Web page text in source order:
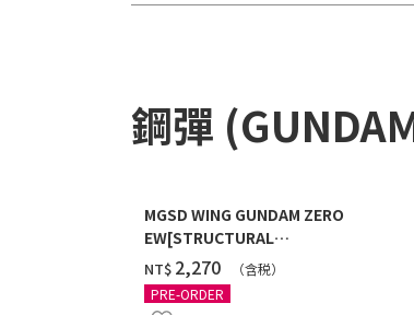
鋼彈
MGSD WING GUNDAM ZERO
EW[STRUCTURAL
COATING/BLACK] [2026年12月發送]
NT$ ‌2,270
（含税）
PRE-ORDER